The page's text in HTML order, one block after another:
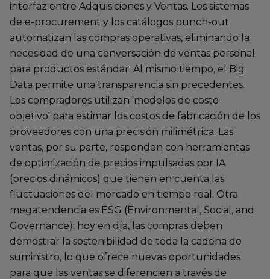
interfaz entre Adquisiciones y Ventas. Los sistemas
de e-procurement y los catálogos punch-out
automatizan las compras operativas, eliminando la
necesidad de una conversación de ventas personal
para productos estándar. Al mismo tiempo, el Big
Data permite una transparencia sin precedentes.
Los compradores utilizan 'modelos de costo
objetivo' para estimar los costos de fabricación de los
proveedores con una precisión milimétrica. Las
ventas, por su parte, responden con herramientas
de optimización de precios impulsadas por IA
(precios dinámicos) que tienen en cuenta las
fluctuaciones del mercado en tiempo real. Otra
megatendencia es ESG (Environmental, Social, and
Governance): hoy en día, las compras deben
demostrar la sostenibilidad de toda la cadena de
suministro, lo que ofrece nuevas oportunidades
para que las ventas se diferencien a través de